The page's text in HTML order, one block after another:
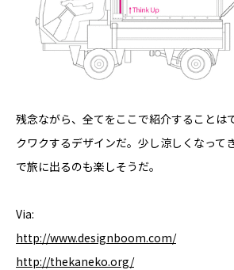
残念ながら、全てをここで紹介することは
クワクするデザインだ。少し涼しくなって
で旅に出るのも楽しそうだ。
Via:
http://www.designboom.com/
http://thekaneko.org/